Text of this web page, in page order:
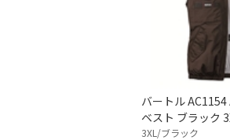
バートル
ベスト ブラック
3XL/ブラック